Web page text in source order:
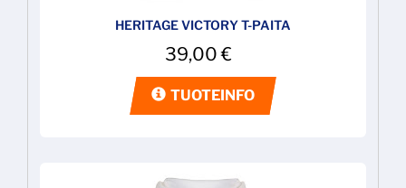
HERITAGE VICTORY T-PAITA
39,00€
TUOTEINFO